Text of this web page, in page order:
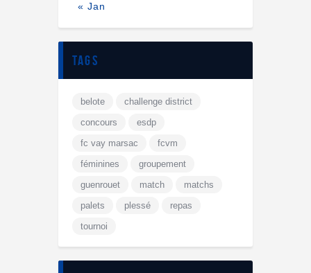
« Jan
tags
belote
challenge district
concours
esdp
fc vay marsac
fcvm
féminines
groupement
guenrouet
match
matchs
palets
plessé
repas
tournoi